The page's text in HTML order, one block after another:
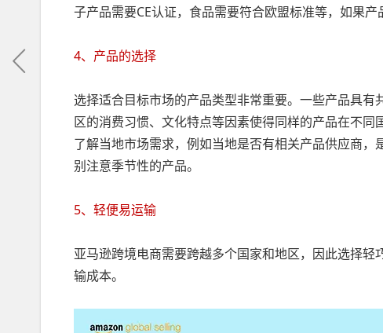
子产品需要CE认证，食品需要符合欧盟标准等，如果
4、产品的选择
选择适合目标市场的产品类型非常重要。一些产品具
区的消费习惯、文化特点等因素使得同样的产品在不
了解当地市场需求，例如当地是否有相关产品供应商
别注意季节性的产品。
5、轻便易运输
亚马逊跨境电商需要跨越多个国家和地区，因此选择
输成本。